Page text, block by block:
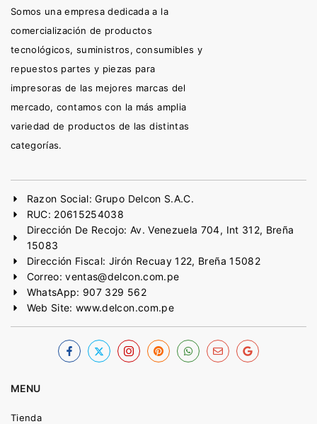
Somos una empresa dedicada a la
comercialización de productos
tecnológicos, suministros, consumibles y
repuestos partes y piezas para
impresoras de las mejores marcas del
mercado, contamos con la más amplia
variedad de productos de las distintas
categorías.
Razon Social: Grupo Delcon S.A.C.
RUC: 20615254038
Dirección De Recojo: Av. Venezuela 704, Int 312, Breña
15083
Dirección Fiscal: Jirón Recuay 122, Breña 15082
Correo: ventas@delcon.com.pe
WhatsApp: 907 329 562
Web Site: www.delcon.com.pe
MENU
Tienda